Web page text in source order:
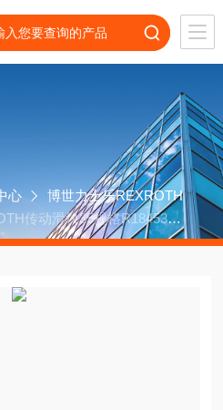
心
博世力士乐REXROTH
传动滑块35规格R1845303